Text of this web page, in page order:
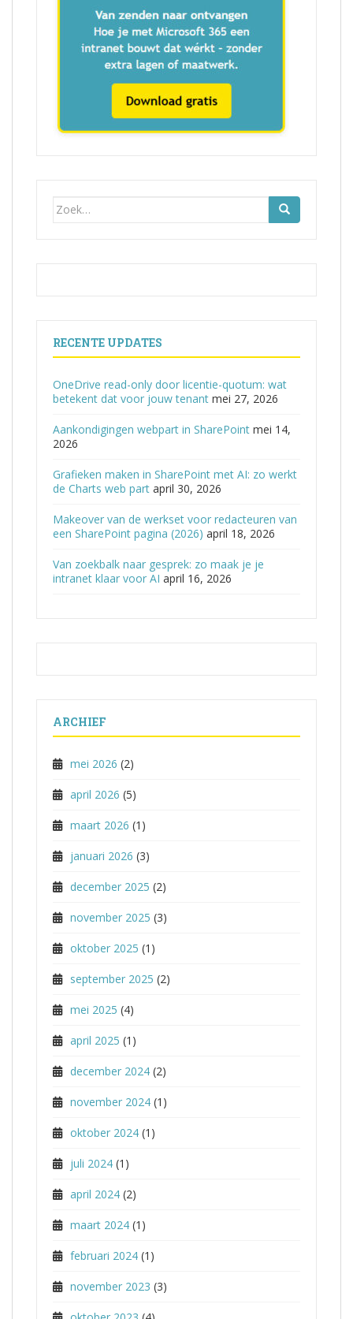
Zoek
RECENTE UPDATES
OneDrive read-only door licentie-quotum: wat
betekent dat voor jouw tenant mei 27, 2026
Aankondigingen webpart in SharePoint mei 14,
2026
Grafieken maken in SharePoint met AI: zo werkt
de Charts web part april 30, 2026
Makeover van de werkset voor redacteuren van
een SharePoint pagina (2026) april 18, 2026
Van zoekbalk naar gesprek: zo maak je je
intranet klaar voor AI april 16, 2026
ARCHIEF
mei 2026 (2)
april 2026 (5)
maart 2026 (1)
januari 2026 (3)
december 2025 (2)
november 2025 (3)
oktober 2025 (1)
september 2025 (2)
mei 2025 (4)
april 2025 (1)
december 2024 (2)
november 2024 (1)
oktober 2024 (1)
juli 2024 (1)
april 2024 (2)
maart 2024 (1)
februari 2024 (1)
november 2023 (3)